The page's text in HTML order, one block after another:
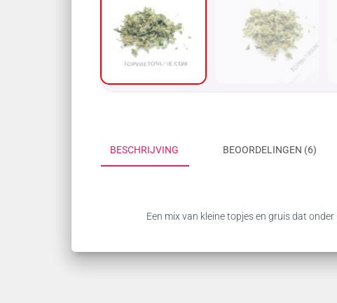
BESCHRIJVING BEOORDELINGEN (6)
Een mix van kleine topjes en gruis dat